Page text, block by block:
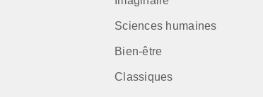
Sciences humaines
Bien-être
Classiques